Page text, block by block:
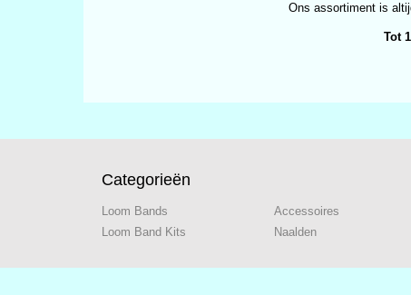
Ons assortiment is
Tot
Categorieën
Loom Bands
Loom Band Kits
Accessoires
Naalden